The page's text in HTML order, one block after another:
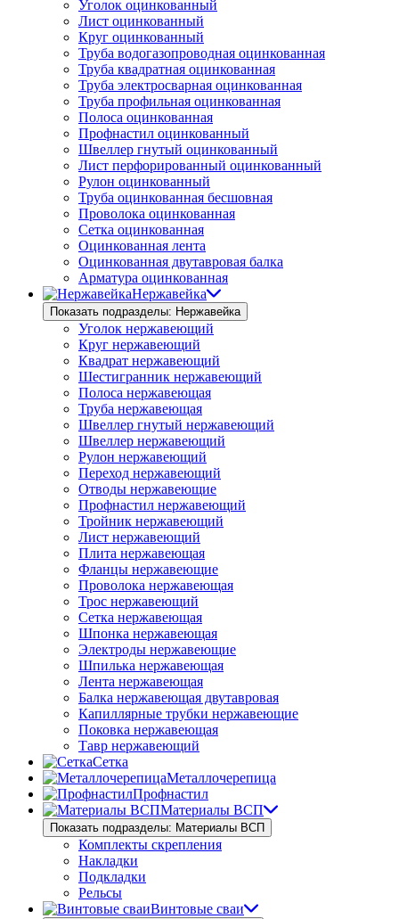
Уголок оцинкованный
Лист оцинкованный
Круг оцинкованный
Труба водогазопроводная оцинкованная
Труба квадратная оцинкованная
Труба электросварная оцинкованная
Труба профильная оцинкованная
Полоса оцинкованная
Профнастил оцинкованный
Швеллер гнутый оцинкованный
Лист перфорированный оцинкованный
Рулон оцинкованный
Труба оцинкованная бесшовная
Проволока оцинкованная
Сетка оцинкованная
Оцинкованная лента
Оцинкованная двутавровая балка
Арматура оцинкованная
Нержавейка
Показать подразделы: Нержавейка
Уголок нержавеющий
Круг нержавеющий
Квадрат нержавеющий
Шестигранник нержавеющий
Полоса нержавеющая
Труба нержавеющая
Швеллер гнутый нержавеющий
Швеллер нержавеющий
Рулон нержавеющий
Переход нержавеющий
Отводы нержавеющие
Профнастил нержавеющий
Тройник нержавеющий
Лист нержавеющий
Плита нержавеющая
Фланцы нержавеющие
Проволока нержавеющая
Трос нержавеющий
Сетка нержавеющая
Шпонка нержавеющая
Электроды нержавеющие
Шпилька нержавеющая
Лента нержавеющая
Балка нержавеющая двутавровая
Капиллярные трубки нержавеющие
Поковка нержавеющая
Тавр нержавеющий
Сетка
Металлочерепица
Профнастил
Материалы ВСП
Показать подразделы: Материалы ВСП
Комплекты скрепления
Накладки
Подкладки
Рельсы
Винтовые сваи